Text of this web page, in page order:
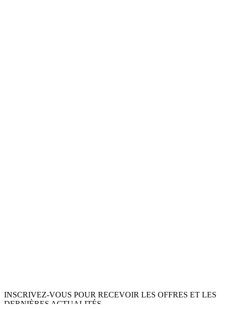
INSCRIVEZ-VOUS POUR RECEVOIR LES OFFRES ET LES
DERNIÈRES ACTUALITÉS.